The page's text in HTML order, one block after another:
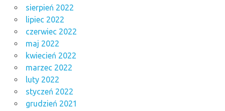
sierpień 2022
lipiec 2022
czerwiec 2022
maj 2022
kwiecień 2022
marzec 2022
luty 2022
styczeń 2022
grudzień 2021